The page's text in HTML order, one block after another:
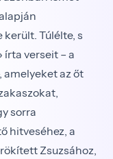
Túlélte, s
írta verseit – a
az őt
sorra
hitveséhez, a
Zsuzsához,